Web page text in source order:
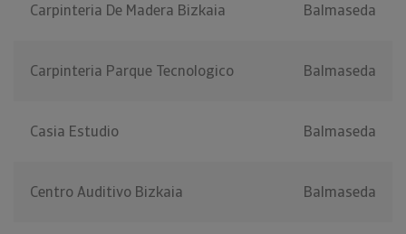
Carpinteria De Madera Bizkaia Balmaseda
Carpinteria Parque Tecnologico Balmaseda
Casia Estudio Balmaseda
Centro Auditivo Bizkaia Balmaseda